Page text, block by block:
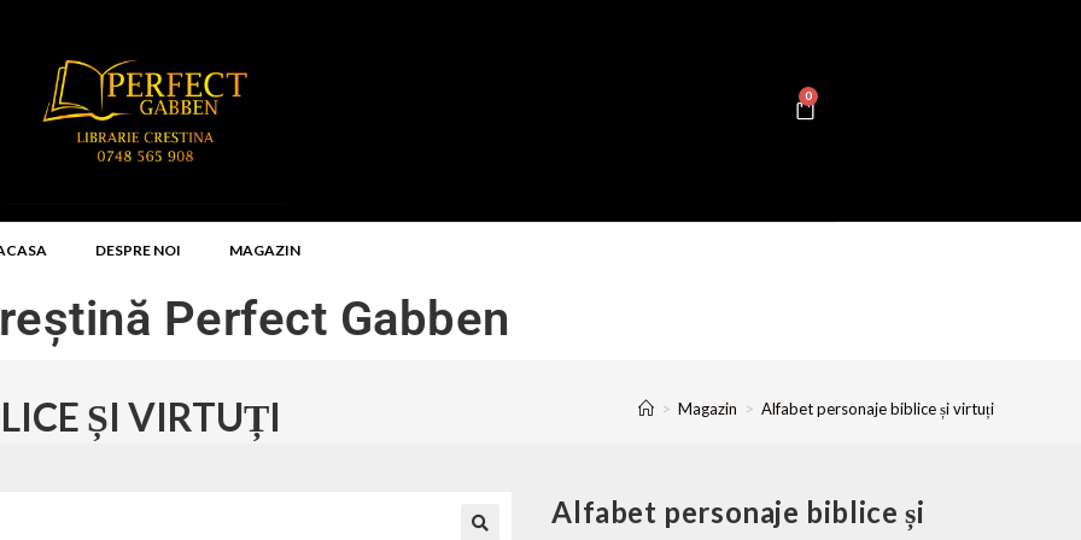
0
DESPRE NOI MAGAZIN
Perfect Gabben
ȘI VIRTUȚI > Magazin > Alfabet personaje biblice și virtuți
Alfabet personaje biblice și